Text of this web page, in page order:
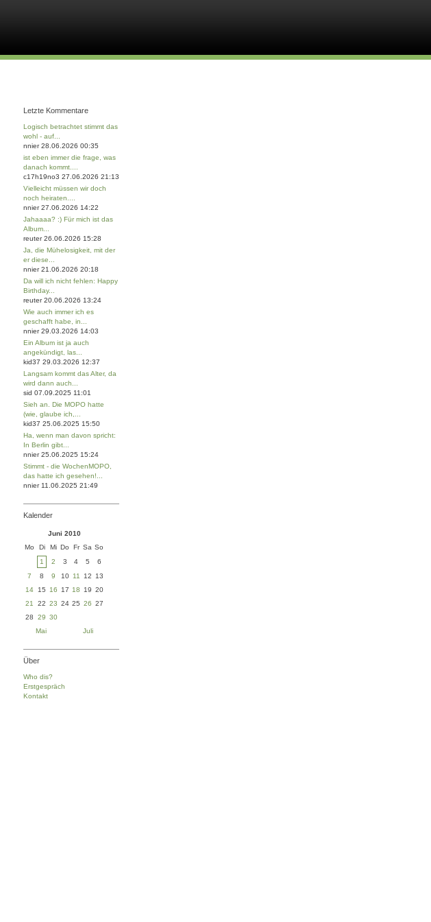
Letzte Kommentare
Logisch betrachtet stimmt das
wohl - auf...
nnier 28.06.2026 00:35
ist eben immer die frage, was
danach kommt....
c17h19no3 27.06.2026 21:13
Vielleicht müssen wir doch
noch heiraten....
nnier 27.06.2026 14:22
Jahaaaa? :) Für mich ist das
Album...
reuter 26.06.2026 15:28
Ja, die Mühelosigkeit, mit der
er diese...
nnier 21.06.2026 20:18
Da will ich nicht fehlen: Happy
Birthday...
reuter 20.06.2026 13:24
Wie auch immer ich es
geschafft habe, in...
nnier 29.03.2026 14:03
Ein Album ist ja auch
angekündigt, las...
kid37 29.03.2026 12:37
Langsam kommt das Alter, da
wird dann auch...
sid 07.09.2025 11:01
Sieh an. Die MOPO hatte
(wie, glaube ich,...
kid37 25.06.2025 15:50
Ha, wenn man davon spricht:
In Berlin gibt...
nnier 25.06.2025 15:24
Stimmt - die WochenMOPO,
das hatte ich gesehen!...
nnier 11.06.2025 21:49
Kalender
Juni 2010
Mo
Di Mi Do Fr Sa So
1
2 3 4 5
6
7
8 9 10 11 12
13
14
15 16 17 18 19 20
21
22 23 24 25 26 27
28
29 30
Mai
Juli
Über
Who dis?
Erstgespräch
Kontakt